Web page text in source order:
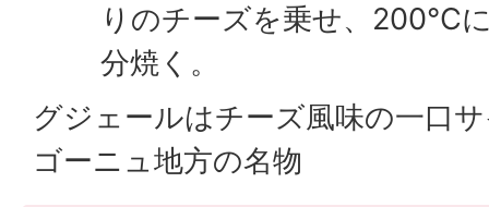
りのチーズを乗せ、200℃
分焼く。
グジェールはチーズ風味の一口
ゴーニュ地方の名物